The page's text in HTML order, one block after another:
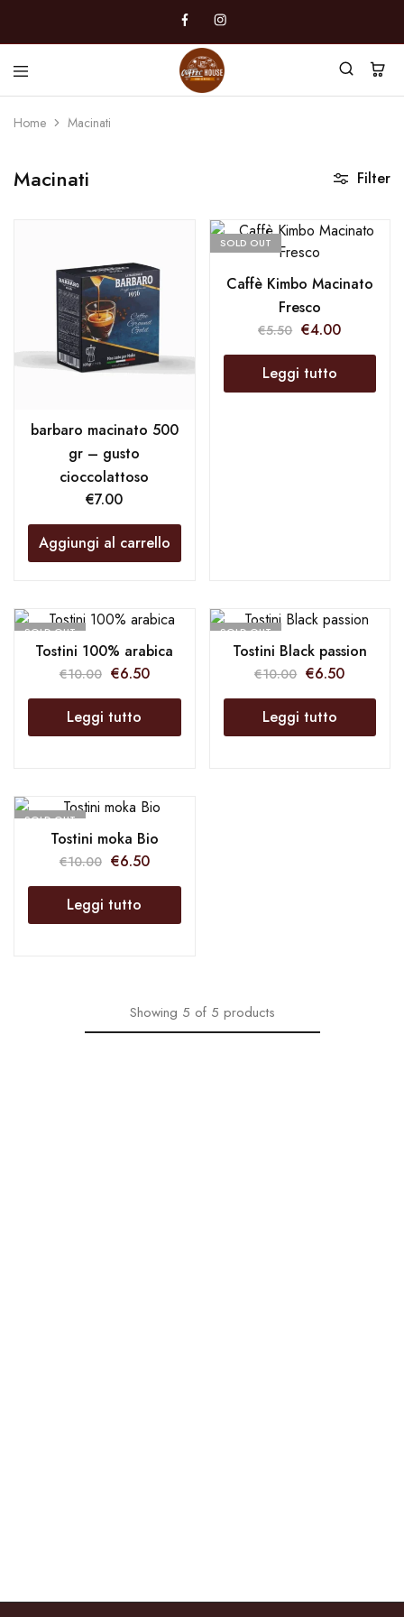
CoffeeHouseDDM
Caffè
Home Macinati
Macinati Filter
barbaro macinato 500
gr – gusto
cioccolattoso
€7.00
Aggiungi al carrello
SOLD OUT
Caffè Kimbo Macinato
Fresco
€5.50 €4.00
Leggi tutto
SOLD OUT
Tostini 100% arabica
€10.00 €6.50
Leggi tutto
SOLD OUT
Tostini Black passion
€10.00 €6.50
Leggi tutto
SOLD OUT
Tostini moka Bio
€10.00 €6.50
Leggi tutto
Showing 5 of 5 products